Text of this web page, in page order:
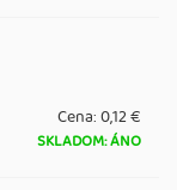
Cena:0,12 €
SKLADOM: ÁNO